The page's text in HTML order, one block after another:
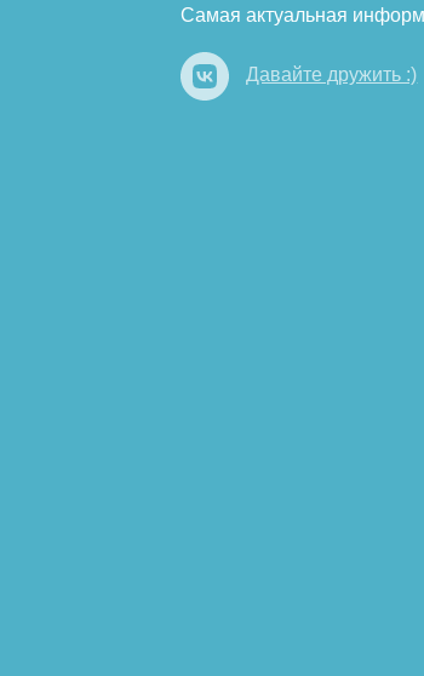
Самая актуальная
Давайте дружить :)